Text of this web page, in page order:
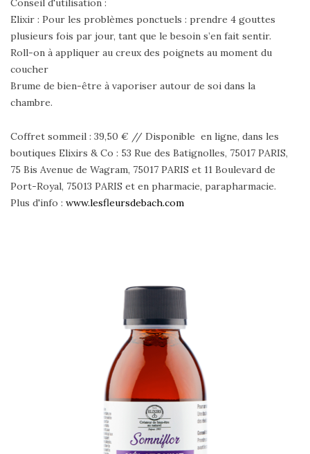
Conseil d'utilisation :
Elixir : Pour les problèmes ponctuels : prendre 4 gouttes
plusieurs fois par jour, tant que le besoin s’en fait sentir.
Roll-on à appliquer au creux des poignets au moment du
coucher
Brume de bien-être à vaporiser autour de soi dans la
chambre.
Coffret sommeil : 39,50 € // Disponible en ligne, dans les
boutiques Elixirs & Co : 53 Rue des Batignolles, 75017 PARIS,
75 Bis Avenue de Wagram, 75017 PARIS et 11 Boulevard de
Port-Royal, 75013 PARIS et en pharmacie, parapharmacie.
Plus d'info : www.lesfleursdebach.com